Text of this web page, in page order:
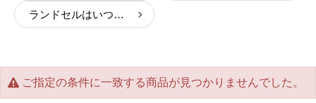
ランドセルはいつ買う？後悔しない購入時期と選び方について
ご指定の条件に一致する商品が見つかりませんでした。